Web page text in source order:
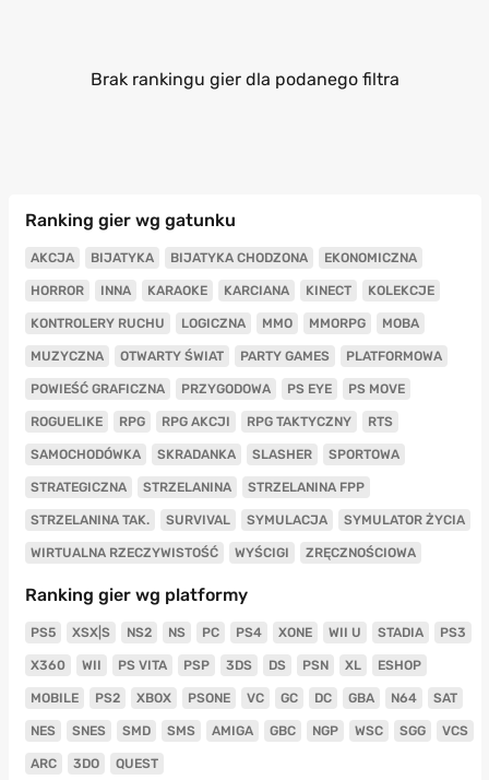
Brak rankingu gier dla podanego filtra
Ranking gier wg gatunku
AKCJA BIJATYKA BIJATYKA CHODZONA EKONOMICZNA
HORROR INNA KARAOKE KARCIANA KINECT KOLEKCJE
KONTROLERY RUCHU LOGICZNA MMO MMORPG MOBA
MUZYCZNA OTWARTY ŚWIAT PARTY GAMES PLATFORMOWA
POWIEŚĆ GRAFICZNA PRZYGODOWA PS EYE PS MOVE
ROGUELIKE RPG RPG AKCJI RPG TAKTYCZNY RTS
SAMOCHODÓWKA SKRADANKA SLASHER SPORTOWA
STRATEGICZNA STRZELANINA STRZELANINA FPP
STRZELANINA TAK. SURVIVAL SYMULACJA SYMULATOR ŻYCIA
WIRTUALNA RZECZYWISTOŚĆ WYŚCIGI ZRĘCZNOŚCIOWA
Ranking gier wg platformy
PS5 XSX|S NS2 NS PC PS4 XONE WII U STADIA PS3
X360 WII PS VITA PSP 3DS DS PSN XL ESHOP
MOBILE PS2 XBOX PSONE VC GC DC GBA N64 SAT
NES SNES SMD SMS AMIGA GBC NGP WSC SGG VCS
ARC 3DO QUEST